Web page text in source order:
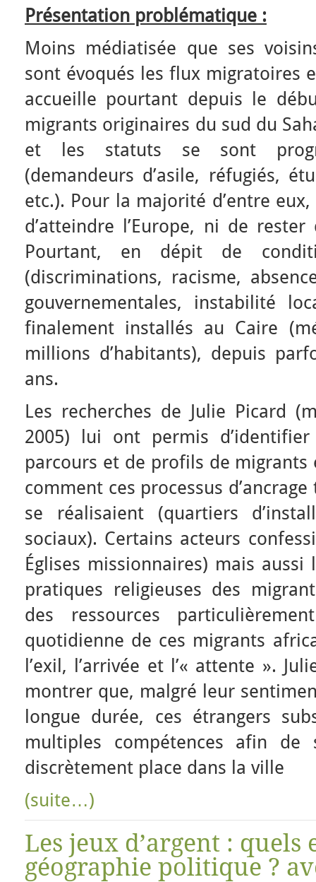
Présentation problématique :
Moins médiatisée que ses
sont évoqués les flux migratoires
accueille pourtant depuis le
migrants originaires du sud du
et les statuts se sont
(demandeurs d’asile, réfugiés,
etc.). Pour la majorité d’entre
d’atteindre l’Europe, ni de
Pourtant, en dépit de
(discriminations, racisme,
gouvernementales, instabilité
finalement installés au Caire
millions d’habitants), depuis
ans.
Les recherches de Julie Picard
2005) lui ont permis
parcours et de profils de
comment ces processus
se réalisaient (quartiers
sociaux). Certains acteurs
Églises missionnaires) mais
pratiques religieuses des
des ressources
quotidienne de ces migrants
l’exil, l’arrivée et l’« attente ».
montrer que, malgré leur
longue durée, ces étrangers
multiples compétences afin de
discrètement place dans la ville
(suite…)
Les jeux d’argent : quels
géographie politique ?